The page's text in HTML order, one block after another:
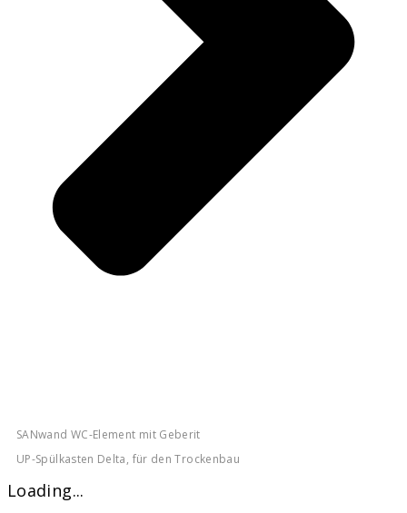
SANwand WC-Element mit Geberit
UP-Spülkasten Delta, für den Trockenbau
Loading...